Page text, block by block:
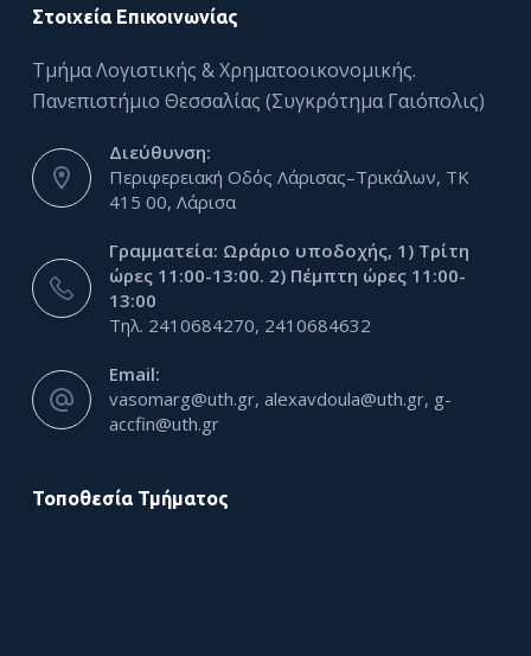
Στοιχεία Επικοινωνίας
Τμήμα Λογιστικής & Χρηματοοικονομικής.
Πανεπιστήμιο Θεσσαλίας (Συγκρότημα Γαιόπολις)
Διεύθυνση:
Περιφερειακή Οδός Λάρισας–Τρικάλων, ΤΚ
415 00, Λάρισα
Γραμματεία: Ωράριο υποδοχής, 1) Τρίτη
ώρες 11:00-13:00. 2) Πέμπτη ώρες 11:00-
13:00
Τηλ. 2410684270, 2410684632
Email:
vasomarg@uth.gr, alexavdoula@uth.gr, g-
accfin@uth.gr
Τοποθεσία Τμήματος